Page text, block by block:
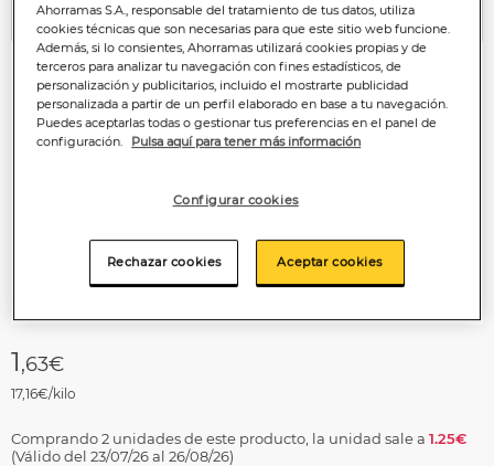
Anterior
1,63€
17,16€/kilo
Comprando 2 unidades de este producto, la unidad sale a 1.25€
(Válido del 23/07/26 al 26/08/26)
Ahorramas S.A., responsable del tratamiento de tus datos, utiliza
cookies técnicas que son necesarias para que este sitio web funcione.
Además, si lo consientes, Ahorramas utilizará cookies propias y de
terceros para analizar tu navegación con fines estadísticos, de
personalización y publicitarios, incluido el mostrarte publicidad
personalizada a partir de un perfil elaborado en base a tu navegación.
Puedes aceptarlas todas o gestionar tus preferencias en el panel de
configuración.
Pulsa aquí para tener más información
Configurar cookies
Rechazar cookies Aceptar cookies